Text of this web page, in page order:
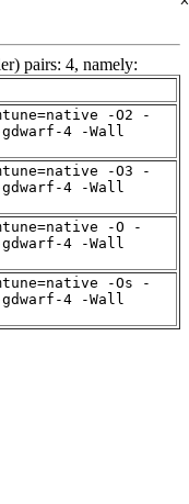
pairs: 4, namely:
-O2 -
4 -Wall
-O3 -
4 -Wall
-O -
4 -Wall
-Os -
4 -Wall